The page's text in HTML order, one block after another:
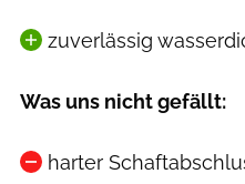
zuverlässig
Was uns nicht gefällt:
harter